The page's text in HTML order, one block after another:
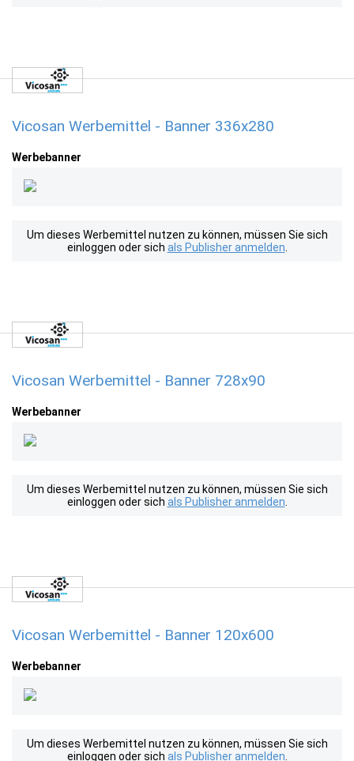
Vicosan Werbemittel - Banner 336x280
Werbebanner
Um dieses Werbemittel nutzen zu können, müssen Sie sich
einloggen oder sich als Publisher anmelden
Vicosan Werbemittel - Banner 728x90
Werbebanner
Um dieses Werbemittel nutzen zu können, müssen Sie sich
einloggen oder sich als Publisher anmelden
Vicosan Werbemittel - Banner 120x600
Werbebanner
Um dieses Werbemittel nutzen zu können, müssen Sie sich
einloggen oder sich als Publisher anmelden